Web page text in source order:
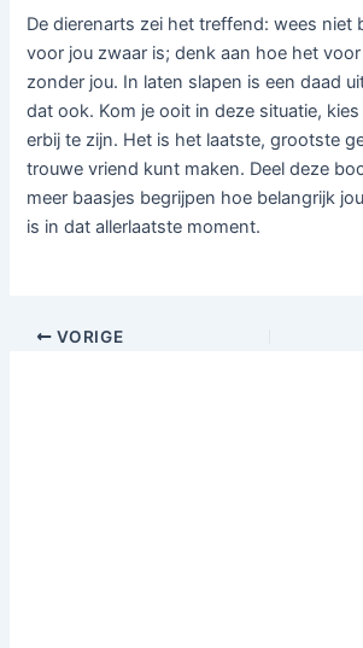
De dierenarts zei het treffend: wees niet
voor jou zwaar is; denk aan hoe het
zonder jou. In laten slapen is een daad
dat ook. Kom je ooit in deze situatie,
erbij te zijn. Het is het laatste, grootste
trouwe vriend kunt maken. Deel deze
meer baasjes begrijpen hoe belangrijk
is in dat allerlaatste moment.
VORIGE